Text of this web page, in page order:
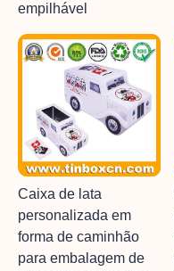
empilhável
Caixa de lata
personalizada em
forma de caminhão
para embalagem de